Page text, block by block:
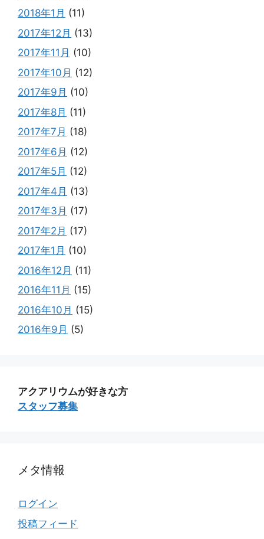
2018年1月 (11)
2017年12月 (13)
2017年11月 (10)
2017年10月 (12)
2017年9月 (10)
2017年8月 (11)
2017年7月 (18)
2017年6月 (12)
2017年5月 (12)
2017年4月 (13)
2017年3月 (17)
2017年2月 (17)
2017年1月 (10)
2016年12月 (11)
2016年11月 (15)
2016年10月 (15)
2016年9月 (5)
アクアリウムが好きな方
スタッフ募集
メタ情報
ログイン
投稿フィード